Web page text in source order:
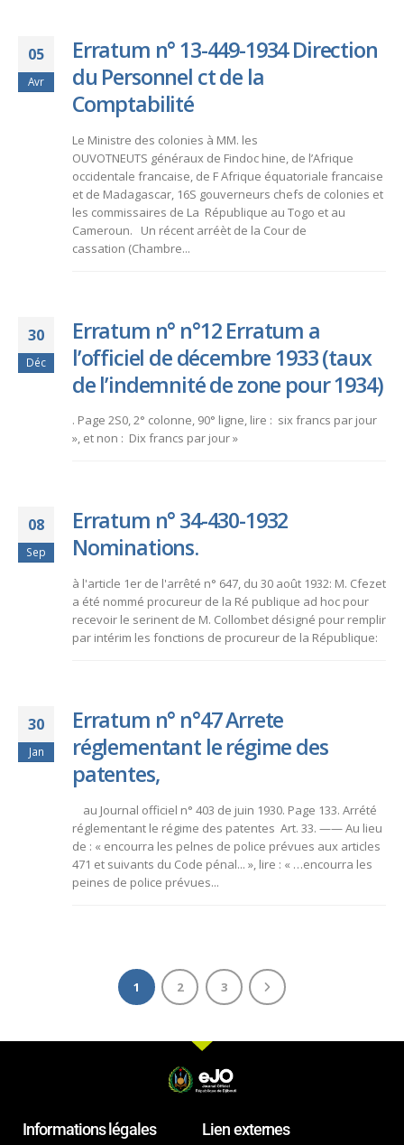
05
Avr
Erratum n° 13-449-1934 Direction
du Personnel ct de la
Comptabilité
Le Ministre des colonies à MM. les
OUVOTNEUTS généraux de Findoc hine, de l’Afrique
occidentale francaise, de F Afrique équatoriale francaise
et de Madagascar, 16S gouverneurs chefs de colonies et
les commissaires de La République au Togo et au
Cameroun. Un récent arréèt de la Cour de
cassation (Chambre...
30
Déc
Erratum n° n°12 Erratum a
l’officiel de décembre 1933 (taux
de l’indemnité de zone pour 1934)
. Page 2S0, 2° colonne, 90° ligne, lire : six francs par jour
», et non : Dix francs par jour »
08
Sep
Erratum n° 34-430-1932
Nominations.
à l'article 1er de l'arrêté n° 647, du 30 août 1932: M. Cfezet
a été nommé procureur de la Ré publique ad hoc pour
recevoir le serinent de M. Collombet désigné pour remplir
par intérim les fonctions de procureur de la République:
30
Jan
Erratum n° n°47 Arrete
réglementant le régime des
patentes,
au Journal officiel n° 403 de juin 1930. Page 133. Arrété
réglementant le régime des patentes Art. 33. —— Au lieu
de : « encourra les pelnes de police prévues aux articles
471 et suivants du Code pénal... », lire : « …encourra les
peines de police prévues...
1 2 3
Informations légales Lien externes